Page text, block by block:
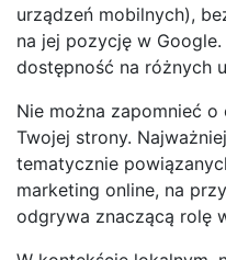
urządzeń mobilnych),
na jej pozycję w
dostępność na różnych
Nie można zapomnieć
Twojej strony.
tematycznie
marketing online, na
odgrywa znaczącą rolę